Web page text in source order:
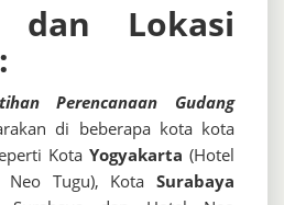
dan Lokasi
Perencanaan Gudang
di beberapa kota kota
Kota Yogyakarta (Hotel
Tugu), Kota Surabaya